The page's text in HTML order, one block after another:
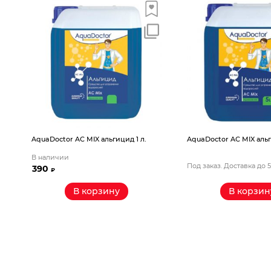
AquaDoctor AС MIX альгицид 1 л.
В наличии
390₽
В корзину
AquaDoctor AС MIX
Под заказ. Доставка до
В